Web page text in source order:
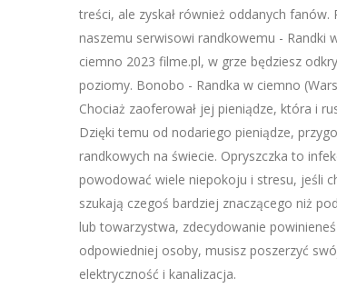
treści, ale zyskał również oddanych
naszemu serwisowi randkowemu - Randki
ciemno 2023 filme.pl, w grze będziesz
poziomy. Bonobo - Randka w ciemno
Chociaż zaoferował jej pieniądze, która i
Dzięki temu od nodariego pieniądze,
randkowych na świecie. Opryszczka to
powodować wiele niepokoju i stresu, jeśli
szukają czegoś bardziej znaczącego niż
lub towarzystwa, zdecydowanie
odpowiedniej osoby, musisz poszerzyć
elektryczność i kanalizacja.